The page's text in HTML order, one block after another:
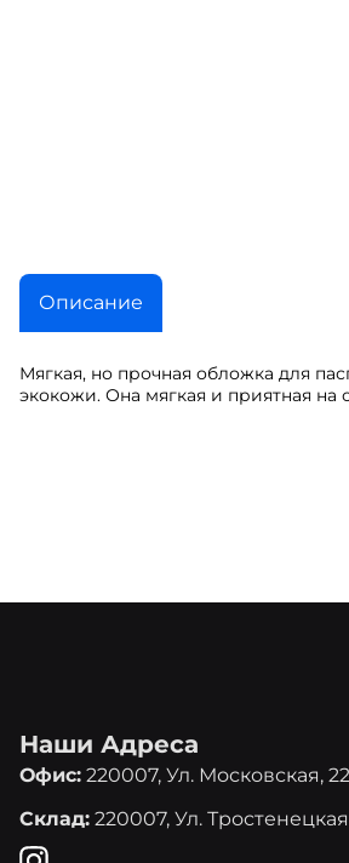
Описание
Мягкая, но прочная обложка для
экокожи. Она мягкая и приятная на
Наши Адреса
Офис: 220007, Ул. Московская,
Склад: 220007, Ул.